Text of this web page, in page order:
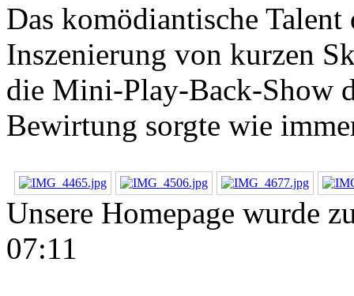
Das komödiantische
Inszenierung von kurzen
die Mini-Play-Back-Show
Bewirtung sorgte wie
Unsere Homepage wurde
07:11